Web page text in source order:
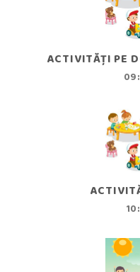
ACTIVITĂȚI PE